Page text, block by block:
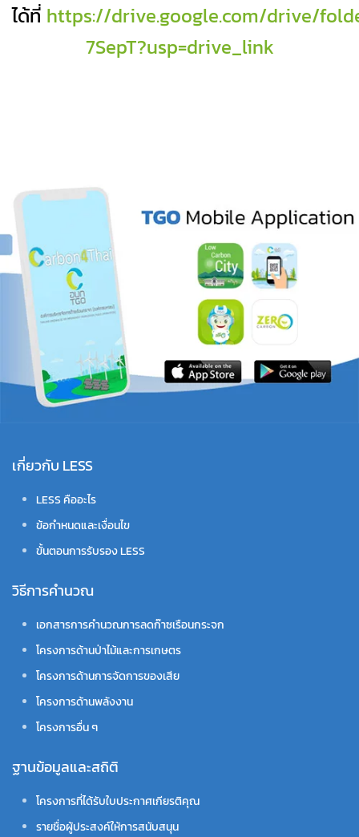
ได้ที่ https://drive.google.com/drive/
7SepT?usp=drive_link
เกี่ยวกับ LESS
LESS คืออะไร
ข้อกำหนดและเงื่อนไข
ขั้นตอนการรับรอง LESS
วิธีการคำนวณ
เอกสารการคำนวณการลดก๊าซเรือนกระจก
โครงการด้านป่าไม้และการเกษตร
โครงการด้านการจัดการของเสีย
โครงการด้านพลังงาน
โครงการอื่น ๆ
ฐานข้อมูลและสถิติ
โครงการที่ได้รับใบประกาศเกียรติคุณ
รายชื่อผู้ประสงค์ให้การสนับสนุน